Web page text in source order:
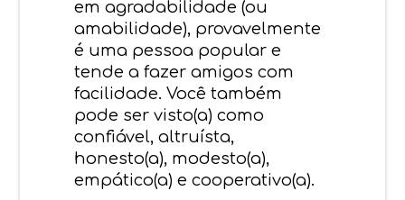
em agradabilidade (ou
amabilidade), provavelmente
é uma pessoa popular e
tende a fazer amigos com
facilidade. Você também
pode ser visto(a) como
confiável, altruísta,
honesto(a), modesto(a),
empático(a) e cooperativo(a).